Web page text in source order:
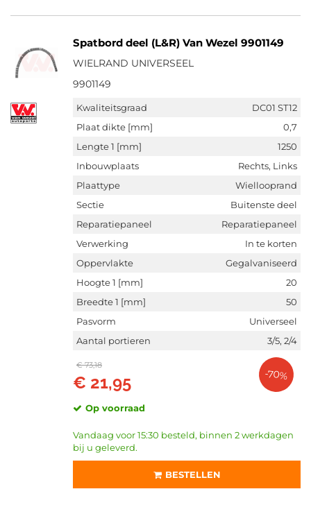
Spatbord deel (L&R) Van Wezel 9901149
WIELRAND UNIVERSEEL
9901149
Kwaliteitsgraad
DC01 ST12
Plaat dikte [mm]
0,7
Lengte 1 [mm]
1250
Inbouwplaats
Rechts, Links
Plaattype
Wiellooprand
Sectie
Buitenste deel
Reparatiepaneel
Reparatiepaneel
Verwerking
In te korten
Oppervlakte
Gegalvaniseerd
Hoogte 1 [mm]
20
Breedte 1 [mm]
50
Pasvorm
Universeel
Aantal portieren
3/5, 2/4
€ 73,18
€ 21,95 -70%
Op voorraad
Vandaag voor 15:30 besteld, binnen 2 werkdagen
bij u geleverd.
BESTELLEN